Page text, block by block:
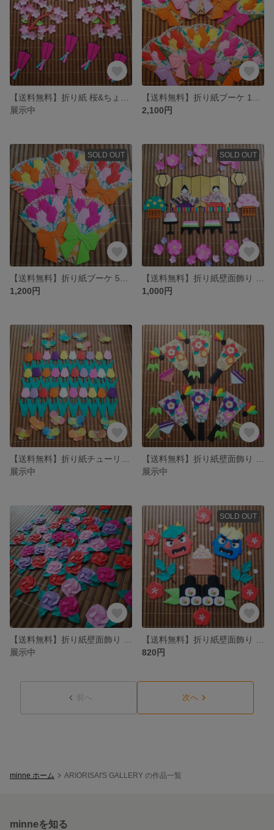
展示中
2,100円
SOLD OUT
1,200円
SOLD OUT
1,000円
展示中
展示中
展示中
SOLD OUT
820円
前へ 次へ
minne ホーム ARIORISAI'S GALLERY の作品一覧
minneを知る